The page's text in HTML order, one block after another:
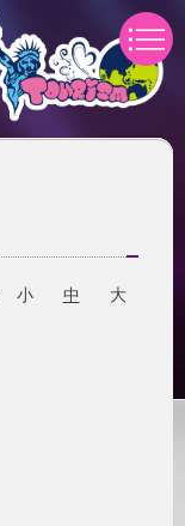
小 中 大